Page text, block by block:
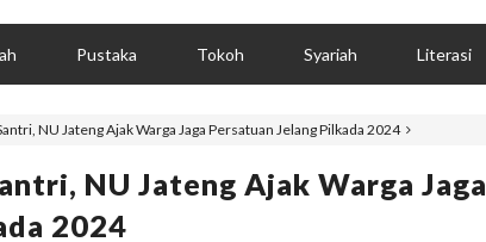
Pustaka Tokoh Syariah Literasi
NU Jateng Ajak Warga Jaga Persatuan Jelang Pilkada 2024
NU Jateng Ajak Warga Jaga
2024